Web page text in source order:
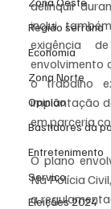
Região serrana
Economia
Zona Norte
Opinião
Bastidores da
Entretenimento
Serviço
Eleições 2024
delinquir
inclui
exigência
envolvimento
o trabalho
implantação
em parceria
O plano
Na Polícia
a